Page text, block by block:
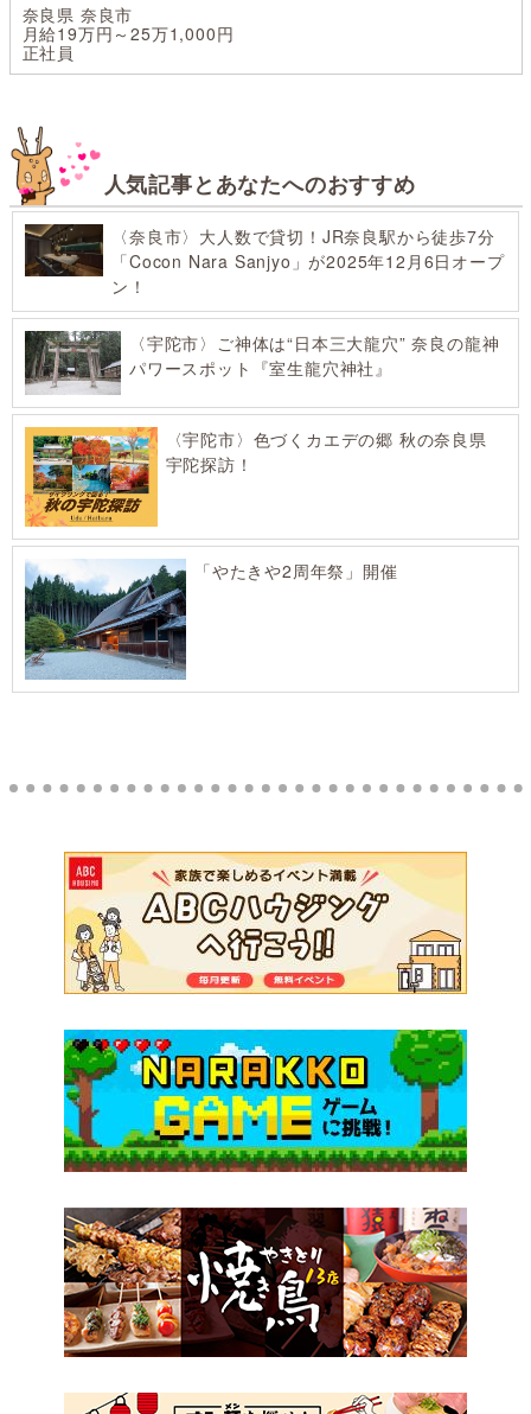
奈良県 奈良市
月給19万円～25万1,000円
正社員
人気記事とあなたへのおすすめ
〈奈良市〉大人数で貸切！JR奈良駅から徒歩7分
「Cocon Nara Sanjyo」が2025年12月6日オープ
ン！
〈宇陀市〉ご神体は“日本三大龍穴” 奈良の龍神
パワースポット『室生龍穴神社』
〈宇陀市〉色づくカエデの郷 秋の奈良県
宇陀探訪！
「やたきや2周年祭」開催